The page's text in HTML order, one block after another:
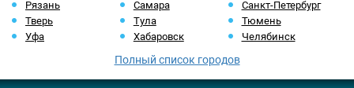
Рязань
Самара
Санкт-Петербург
Тверь
Тула
Тюмень
Уфа
Хабаровск Челябинск
Полный список городов